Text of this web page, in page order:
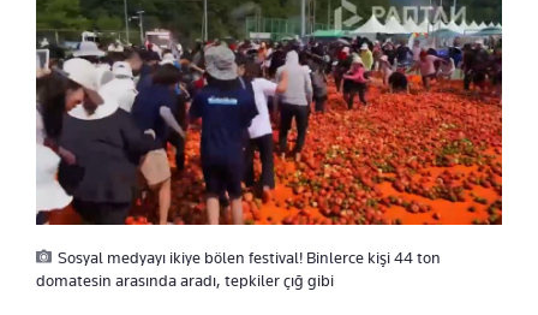
Sosyal medyayı ikiye bölen festival! Binlerce kişi 44 ton
domatesin arasında aradı, tepkiler çığ gibi